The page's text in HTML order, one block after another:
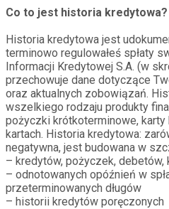
Co to jest historia kredytowa?
Historia kredytowa jest
terminowo regulowałeś spłaty
Informacji Kredytowej S.A. (w
przechowuje dane dotyczące
oraz aktualnych zobowiązań.
wszelkiego rodzaju produkty
pożyczki krótkoterminowe,
kartach. Historia kredytowa:
negatywna, jest budowana w
– kredytów, pożyczek, debetów,
– odnotowanych opóźnień w
przeterminowanych długów
– historii kredytów poręczonych